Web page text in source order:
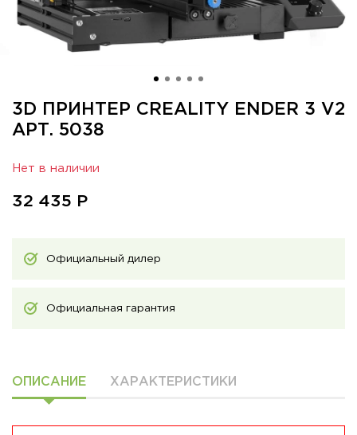
3D ПРИНТЕР CREALITY ENDER 3 V2
АРТ. 5038
Нет в наличии
32 435 Р
Официальный дилер
Официальная гарантия
ОПИСАНИЕ ХАРАКТЕРИСТИКИ